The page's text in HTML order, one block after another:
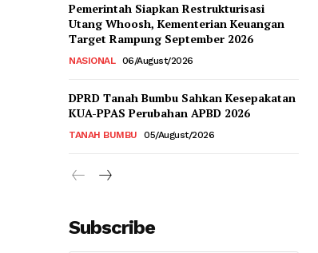
Pemerintah Siapkan Restrukturisasi
Utang Whoosh, Kementerian Keuangan
Target Rampung September 2026
NASIONAL 06/August/2026
DPRD Tanah Bumbu Sahkan Kesepakatan
KUA-PPAS Perubahan APBD 2026
TANAH BUMBU 05/August/2026
Subscribe